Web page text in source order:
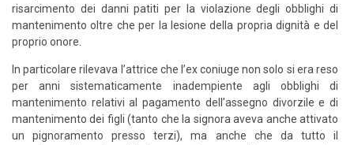
risarcimento dei danni patiti per la violazione degli obblighi di
mantenimento oltre che per la lesione della propria dignità e del
proprio onore.
In particolare rilevava l’attrice che l’ex coniuge non solo si era reso
per anni sistematicamente inadempiente agli obblighi di
mantenimento relativi al pagamento dell’assegno divorzile e di
mantenimento dei figli (tanto che la signora aveva anche attivato
un pignoramento presso terzi), ma anche che da tutto il